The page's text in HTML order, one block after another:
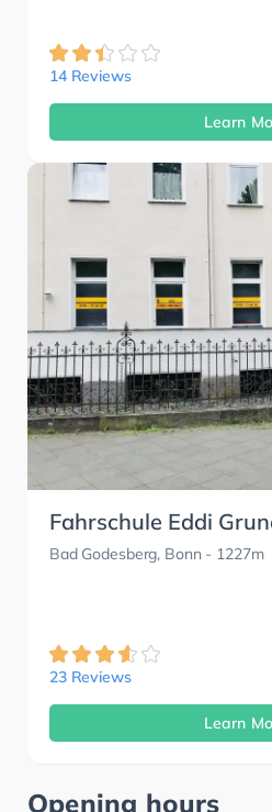
14 Reviews
Learn
Fahrschule Eddi
Bad Godesberg, Bonn - 1227m
23 Reviews
Learn
Opening hours